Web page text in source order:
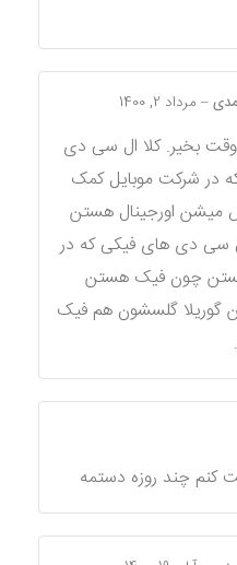
– مرداد 2, 1400
بخیر. کلا ال سی دی
در شرکت موبایل کمک
میشن اورجینال هستن
سی دی های فیکی که در
هستن چون فیک هستن
گوریلا گلسشون هم فیک
کنم چند روزه دستمه